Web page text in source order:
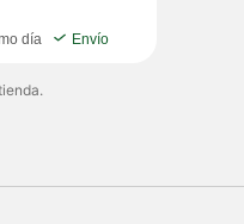
día
Envío